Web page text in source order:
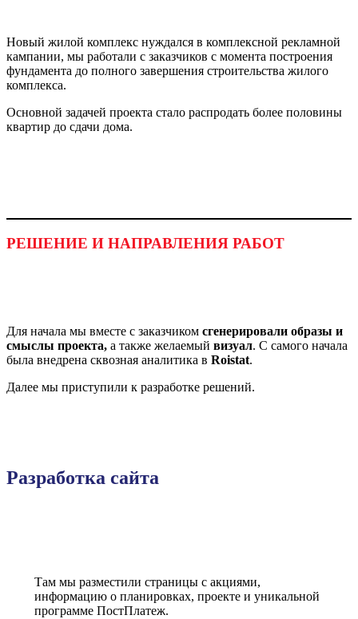
Новый жилой комплекс нуждался в комплексной рекламной
кампании, мы работали с заказчиков с момента построения
фундамента до полного завершения строительства жилого
комплекса.
Основной задачей проекта стало распродать более половины
квартир до сдачи дома.
РЕШЕНИЕ И НАПРАВЛЕНИЯ РАБОТ
Для начала мы вместе с заказчиком сгенерировали образы и
смыслы проекта, а также желаемый визуал. С самого начала
была внедрена сквозная аналитика в Roistat.
Далее мы приступили к разработке решений.
Разработка сайта
Там мы разместили страницы с акциями,
информацию о планировках, проекте и уникальной
программе ПостПлатеж.